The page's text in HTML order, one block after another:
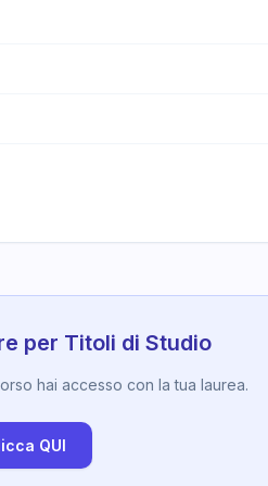
per Titoli di Studio
hai accesso con la tua laurea.
QUI